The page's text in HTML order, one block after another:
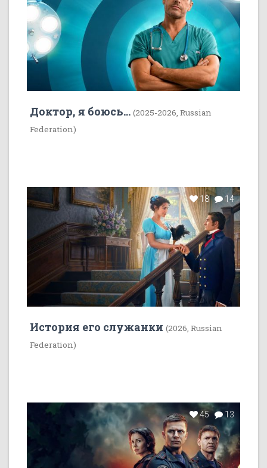
Доктор, я боюсь... (2025-2026, Russian
Federation)
18 14
История его служанки (2026, Russian
Federation)
45 13